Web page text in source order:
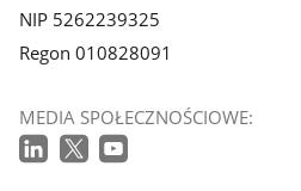
NIP 5262239325
Regon 010828091
MEDIA SPOŁECZNOŚCIOWE: